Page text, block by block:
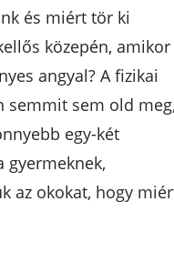
és miért tör ki
közepén, amikor
angyal? A fizikai
semmit sem old
egy-két
gyermeknek,
az okokat, hogy